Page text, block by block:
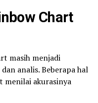
Chart
masih menjadi
analis. Beberapa hal
menilai akurasinya